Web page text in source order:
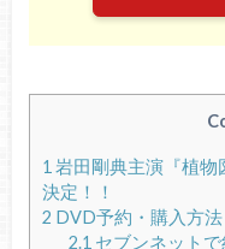
1 岩田剛典主演『植物
決定！！
2 DVD予約・購入方法
2.1 セブンネット